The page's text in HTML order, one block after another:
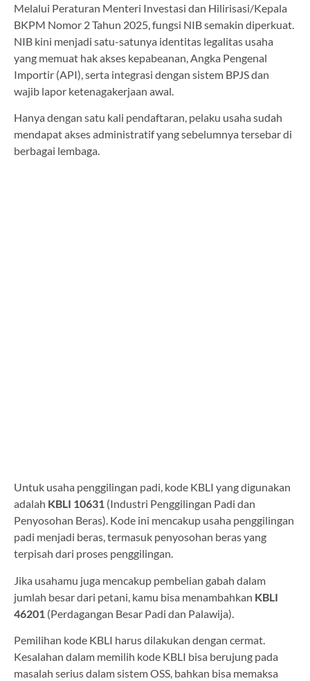
Melalui Peraturan Menteri Investasi dan Hilirisasi/Kepala
BKPM Nomor 2 Tahun 2025, fungsi NIB semakin diperkuat.
NIB kini menjadi satu-satunya identitas legalitas usaha
yang memuat hak akses kepabeanan, Angka Pengenal
Importir (API), serta integrasi dengan sistem BPJS dan
wajib lapor ketenagakerjaan awal.
Hanya dengan satu kali pendaftaran, pelaku usaha sudah
mendapat akses administratif yang sebelumnya tersebar di
berbagai lembaga.
Untuk usaha penggilingan padi, kode KBLI yang digunakan
adalah KBLI 10631 (Industri Penggilingan Padi dan
Penyosohan Beras). Kode ini mencakup usaha penggilingan
padi menjadi beras, termasuk penyosohan beras yang
terpisah dari proses penggilingan.
Jika usahamu juga mencakup pembelian gabah dalam
jumlah besar dari petani, kamu bisa menambahkan KBLI
46201 (Perdagangan Besar Padi dan Palawija).
Pemilihan kode KBLI harus dilakukan dengan cermat.
Kesalahan dalam memilih kode KBLI bisa berujung pada
masalah serius dalam sistem OSS, bahkan bisa memaksa